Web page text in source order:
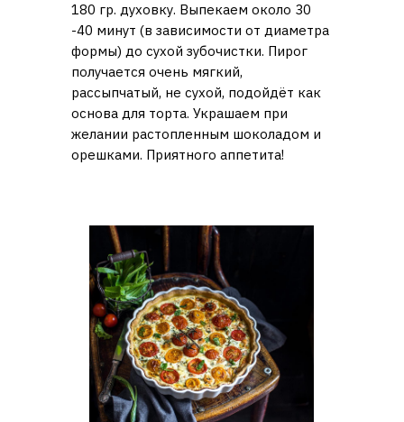
180 гр. духовку. Выпекаем около 30
-40 минут (в зависимости от диаметра
формы) до сухой зубочистки. Пирог
получается очень мягкий,
рассыпчатый, не сухой, подойдёт как
основа для торта. Украшаем при
желании растопленным шоколадом и
орешками. Приятного аппетита!